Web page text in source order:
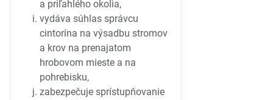
a priľahlého okolia,
vydáva súhlas správcu
cintorína na výsadbu stromov
a krov na prenajatom
hrobovom mieste a na
pohrebisku,
zabezpečuje sprístupňovanie